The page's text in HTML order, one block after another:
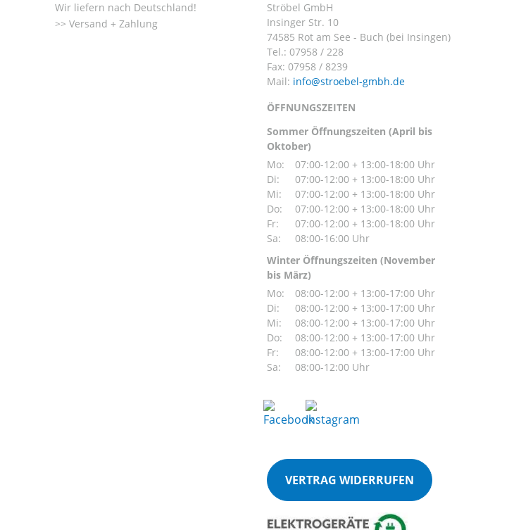
Wir liefern nach Deutschland!
Versand + Zahlung
Ströbel GmbH
Insinger Str. 10
74585 Rot am See - Buch (bei Insingen)
Tel.: 07958 / 228
Fax: 07958 / 8239
Mail:
ÖFFNUNGSZEITEN
Sommer Öffnungszeiten (April bis
Oktober)
Mo:
07:00-12:00 + 13:00-18:00 Uhr
Di:
07:00-12:00 + 13:00-18:00 Uhr
Mi:
07:00-12:00 + 13:00-18:00 Uhr
Do:
07:00-12:00 + 13:00-18:00 Uhr
Fr:
07:00-12:00 + 13:00-18:00 Uhr
Sa:
08:00-16:00 Uhr
Winter Öffnungszeiten (November
bis März)
Mo:
08:00-12:00 + 13:00-17:00 Uhr
Di:
08:00-12:00 + 13:00-17:00 Uhr
Mi:
08:00-12:00 + 13:00-17:00 Uhr
Do:
08:00-12:00 + 13:00-17:00 Uhr
Fr:
08:00-12:00 + 13:00-17:00 Uhr
Sa:
08:00-12:00 Uhr
VERTRAG WIDERRUFEN